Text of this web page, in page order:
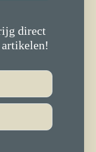
direct